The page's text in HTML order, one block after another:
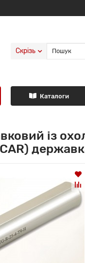
Скрізь
Каталоги
із